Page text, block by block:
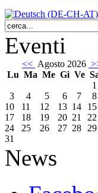
Eventi
<< Agosto 2026
Lu Ma Me Gi Ve
1
3
4 5 6 7 8
10
11 12 13 14 15
17
18 19 20 21 22
24
25 26 27 28 29
31
News